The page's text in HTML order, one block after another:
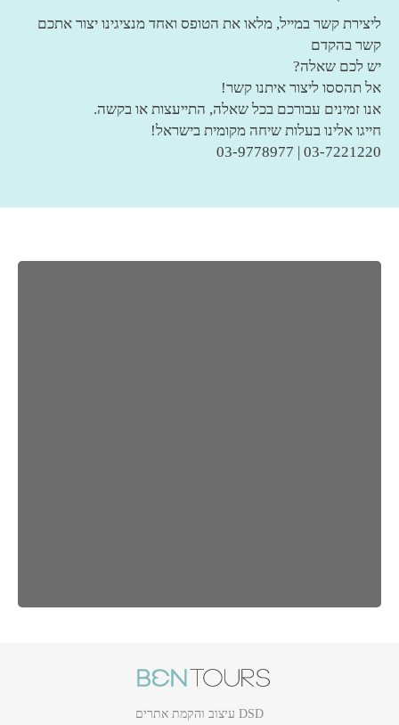
ליצירת קשר במייל, מלאו את הטופס ואחד מנציגינו יצור אתכם
קשר בהקדם
יש לכם שאלה?
אל תהססו ליצור איתנו קשר!
אנו זמינים עבורכם בכל שאלה, התייעצות או בקשה.
חייגו אלינו בעלות שיחה מקומית בישראל!
03-7221220 | 03-9778977
DSD עיצוב והקמת אתרים